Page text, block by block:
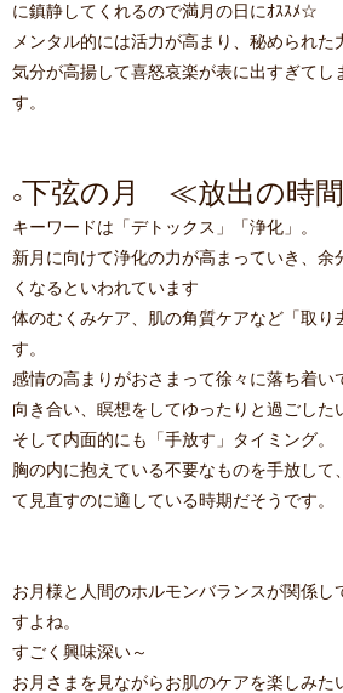
に鎮静してくれるので満月の日にｵｽｽﾒ☆
メンタル的には活力が高まり、秘められた
気分が高揚して喜怒哀楽が表に出すぎてし
す。
○下弦の月 ≪放出の時
キーワードは「デトックス」「浄化」。
新月に向けて浄化の力が高まっていき、余
くなるといわれています
体のむくみケア、肌の角質ケアなど「取り
す。
感情の高まりがおさまって徐々に落ち着い
向き合い、瞑想をしてゆったりと過ごした
そして内面的にも「手放す」タイミング。
胸の内に抱えている不要なものを手放して
て見直すのに適している時期だそうです。
お月様と人間のホルモンバランスが関係し
すよね。
すごく興味深い～
お月さまを見ながらお肌のケアを楽しみた